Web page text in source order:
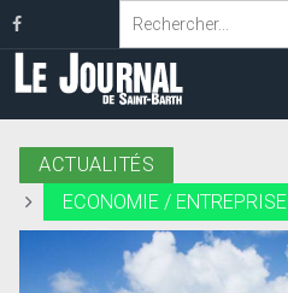
ACTUALITÉS
ECONOMIE / ENTREPRISE